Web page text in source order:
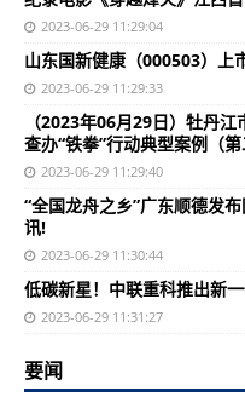
2023-06-29 11:29:04
山东国新健康（000503）上
2023-06-29 11:29:33
（2023年06月29日）牡丹
查办“铁拳”行动典型案例（
2023-06-29 11:29:40
“全国龙舟之乡”广东顺德发
讯!
2023-06-29 11:30:44
低碳新星！中联重科推出新
2023-06-29 11:31:27
要闻